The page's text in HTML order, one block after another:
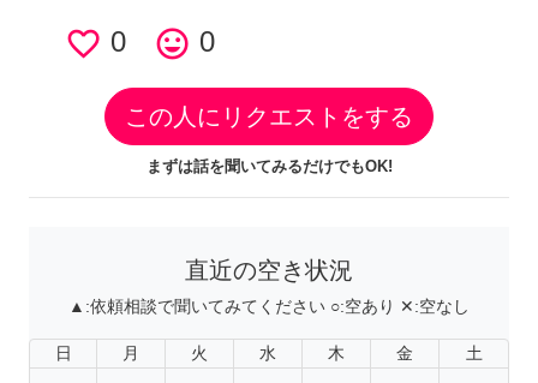
favorite_border 0 tag_faces 0
この人にリクエストをする
まずは話を聞いてみるだけでもOK!
直近の空き状況
▲:依頼相談で聞いてみてください ○:空あり ✕:空なし
日 月 火 水 木 金 土